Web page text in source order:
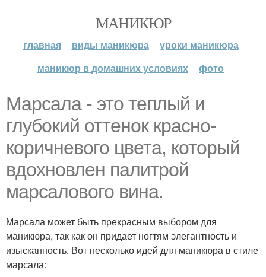
МАНИКЮР
главная виды маникюра
уроки маникюра
маникюр в домашних условиях
фото
Марсала - это теплый и
глубокий оттенок красно-
коричневого цвета, который
вдохновлен палитрой
марсалового вина.
Марсала может быть прекрасным выбором для
маникюра, так как он придает ногтям элегантность и
изысканность. Вот несколько идей для маникюра в стиле
марсала: